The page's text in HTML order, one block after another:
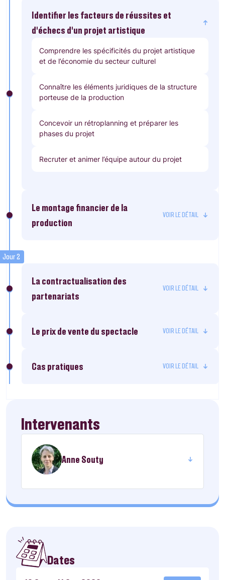
Identifier les facteurs de réussites et
d’échecs d’un projet artistique
Comprendre les spécificités du projet artistique
et de l’économie du secteur culturel
Connaître les éléments juridiques de la structure
porteuse de la production
Concevoir un rétroplanning et préparer les
phases du projet
Recruter et animer l’équipe autour du projet
Le montage financier de la
production
Jour 2
La contractualisation des
partenariats
Le prix de vente du spectacle
Cas pratiques
Intervenants
Anne Souty
Dates